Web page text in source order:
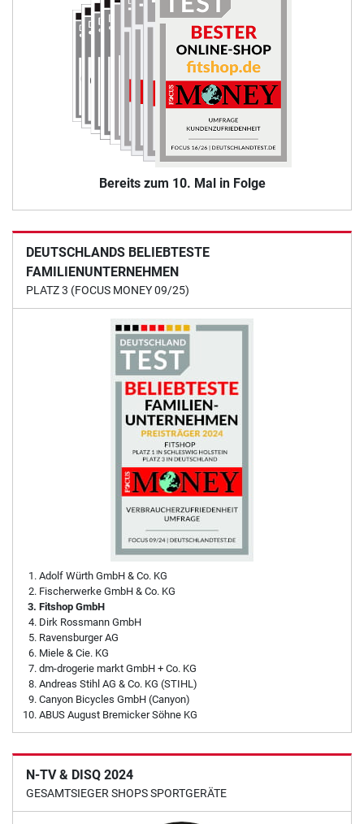
Bereits zum 10. Mal in Folge
DEUTSCHLANDS BELIEBTESTE
FAMILIENUNTERNEHMEN
PLATZ 3 (FOCUS MONEY 09/25)
Adolf Würth GmbH & Co. KG
Fischerwerke GmbH & Co. KG
Fitshop GmbH
Dirk Rossmann GmbH
Ravensburger AG
Miele & Cie. KG
dm-drogerie markt GmbH + Co. KG
Andreas Stihl AG & Co. KG (STIHL)
Canyon Bicycles GmbH (Canyon)
ABUS August Bremicker Söhne KG
N-TV & DISQ 2024
GESAMTSIEGER SHOPS SPORTGERÄTE